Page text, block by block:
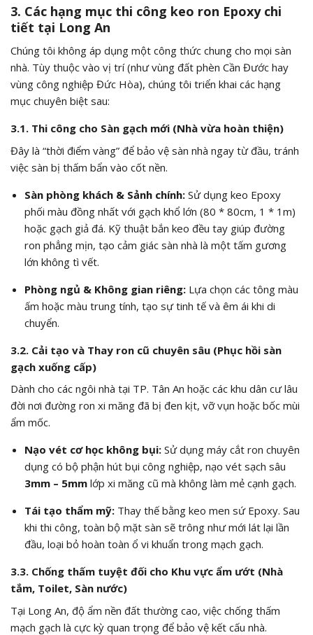
3. Các hạng mục thi công keo ron Epoxy chi
tiết tại Long An
Chúng tôi không áp dụng một công thức chung cho mọi sàn
nhà. Tùy thuộc vào vị trí (như vùng đất phèn Cần Đước hay
vùng công nghiệp Đức Hòa), chúng tôi triển khai các hạng
mục chuyên biệt sau:
3.1. Thi công cho Sàn gạch mới (Nhà vừa hoàn thiện)
Đây là “thời điểm vàng” để bảo vệ sàn nhà ngay từ đầu, tránh
việc sàn bị thấm bẩn vào cốt nền.
Sàn phòng khách & Sảnh chính:Sử dụng keo Epoxy
phối màu đồng nhất với gạch khổ lớn (80 * 80cm, 1 * 1 m)
hoặc gạch giả đá. Kỹ thuật bắn keo đều tay giúp đường
ron phẳng mịn, tạo cảm giác sàn nhà là một tấm gương
lớn không tì vết.
Phòng ngủ & Không gian riêng:Lựa chọn các tông màu
ấm hoặc màu trung tính, tạo sự tinh tế và êm ái khi di
chuyển.
3.2. Cải tạo và Thay ron cũ chuyên sâu (Phục hồi sàn
gạch xuống cấp)
Dành cho các ngôi nhà tại TP. Tân An hoặc các khu dân cư lâu
đời nơi đường ron xi măng đã bị đen kịt, vỡ vụn hoặc bốc mùi
ẩm mốc.
Nạo vét cơ học không bụi:Sử dụng máy cắt ron chuyên
dụng có bộ phận hút bụi công nghiệp, nạo vét sạch sâu
3mm – 5mmlớp xi măng cũ mà không làm mẻ cạnh gạch.
Tái tạo thẩm mỹ:Thay thế bằng keo men sứ Epoxy. Sau
khi thi công, toàn bộ mặt sàn sẽ trông như mới lát lại lần
đầu, loại bỏ hoàn toàn ổ vi khuẩn trong mạch gạch.
3.3. Chống thấm tuyệt đối cho Khu vực ẩm ướt (Nhà
tắm, Toilet, Sàn nước)
Tại Long An, độ ẩm nền đất thường cao, việc chống thấm
mạch gạch là cực kỳ quan trọng để bảo vệ kết cấu nhà.